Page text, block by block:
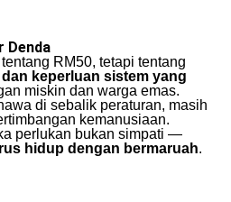
Denda
RM50, tetapi tentang
keperluan sistem yang
miskin dan warga emas.
di sebalik peraturan, masih
kemanusiaan.
perlukan bukan simpati —
hidup dengan bermaruah.